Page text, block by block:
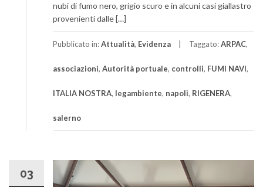
nubi di fumo nero, grigio scuro e in alcuni casi giallastro
provenienti dalle […]
Pubblicato in:Attualità, Evidenza Taggato:ARPAC,
associazioni, Autorità portuale, controlli, FUMI NAVI,
ITALIA NOSTRA, legambiente, napoli, RIGENERA,
salerno
03